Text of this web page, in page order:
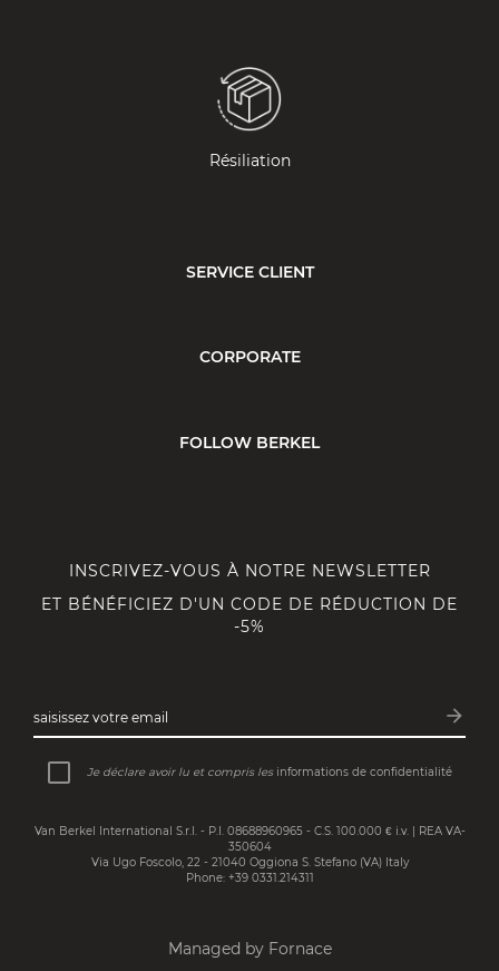
Résiliation
SERVICE CLIENT
CORPORATE
FOLLOW BERKEL
INSCRIVEZ-VOUS À NOTRE NEWSLETTER
ET BÉNÉFICIEZ D'UN CODE DE RÉDUCTION DE
-5%
saisissez votre email arrow_forward
Je déclare avoir lu et compris les informations de confidentialité
Van Berkel International S.r.l. - P.I. 08688960965 - C.S. 100.000 € i.v. | REA VA-
350604
Via Ugo Foscolo, 22 - 21040 Oggiona S. Stefano (VA) Italy
Phone: +39 0331.214311
Managed by Fornace